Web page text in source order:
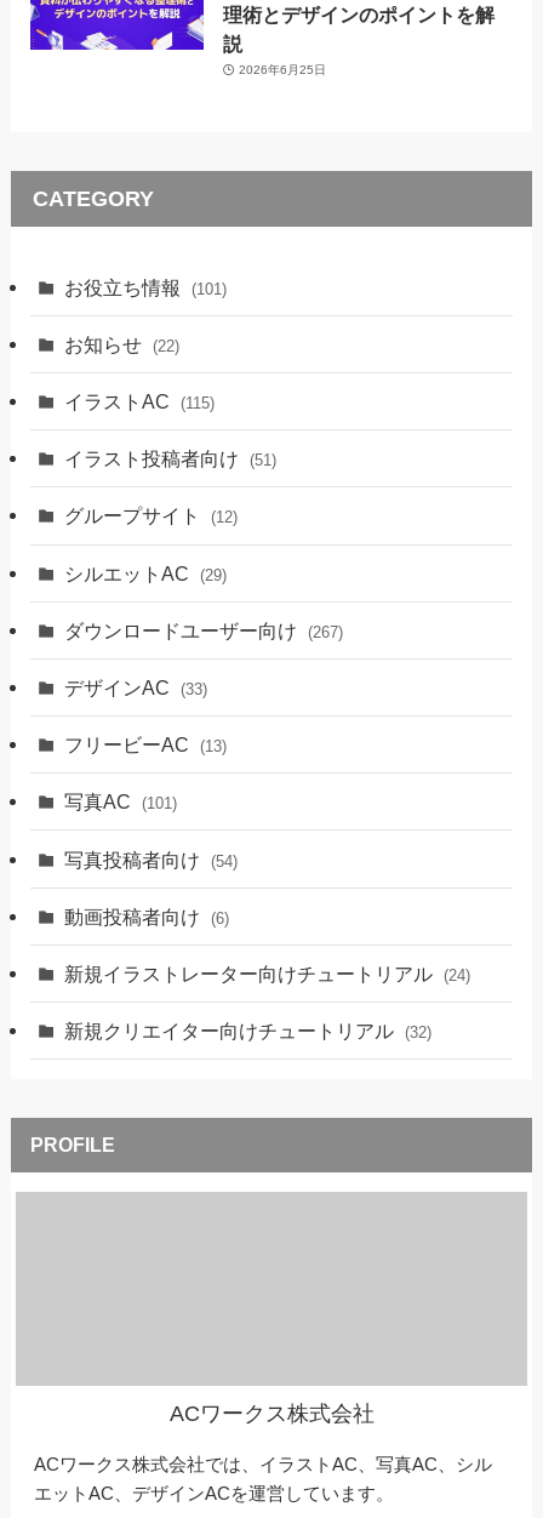
理術とデザインのポイントを解
説
2026年6月25日
CATEGORY
お役立ち情報 (101)
お知らせ (22)
イラストAC (115)
イラスト投稿者向け (51)
グループサイト (12)
シルエットAC (29)
ダウンロードユーザー向け (267)
デザインAC (33)
フリービーAC (13)
写真AC (101)
写真投稿者向け (54)
動画投稿者向け (6)
新規イラストレーター向けチュートリアル (24)
新規クリエイター向けチュートリアル (32)
ACワークス株式会社
ACワークス株式会社では、イラストAC、写真AC、シル
エットAC、デザインACを運営しています。